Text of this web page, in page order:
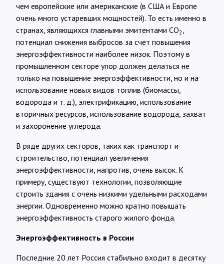
чем европейские или американские (в США и Европе
очень много устаревших мощностей). То есть именно в
странах, являющихся главными эмитентами СО2,
потенциал снижения выбросов за счет повышения
энергоэффективности наиболее низок. Поэтому в
промышленном секторе упор должен делаться не
только на повышение энергоэффективности, но и на
использование новых видов топлив (биомассы,
водорода и т. д.), электрификацию, использование
вторичных ресурсов, использование водорода, захват
и захоронение углерода.
В ряде других секторов, таких как транспорт и
строительство, потенциал увеличения
энергоэффективности, напротив, очень высок. К
примеру, существуют технологии, позволяющие
строить здания с очень низкими удельными расходами
энергии. Одновременно можно кратно повышать
энергоэффективность старого жилого фонда.
Энергоэффективность в России
Последние 20 лет Россия стабильно входит в десятку